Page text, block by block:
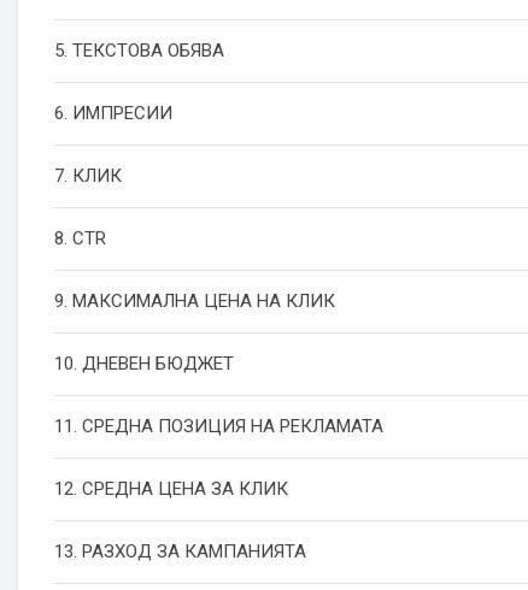
5. ТЕКСТОВА ОБЯВА
6. ИМПРЕСИИ
7. КЛИК
8. CTR
9. МАКСИМАЛНА ЦЕНА НА КЛИК
10. ДНЕВЕН БЮДЖЕТ
11. СРЕДНА ПОЗИЦИЯ НА РЕКЛАМАТА
12. СРЕДНА ЦЕНА ЗА КЛИК
13. РАЗХОД ЗА КАМПАНИЯТА